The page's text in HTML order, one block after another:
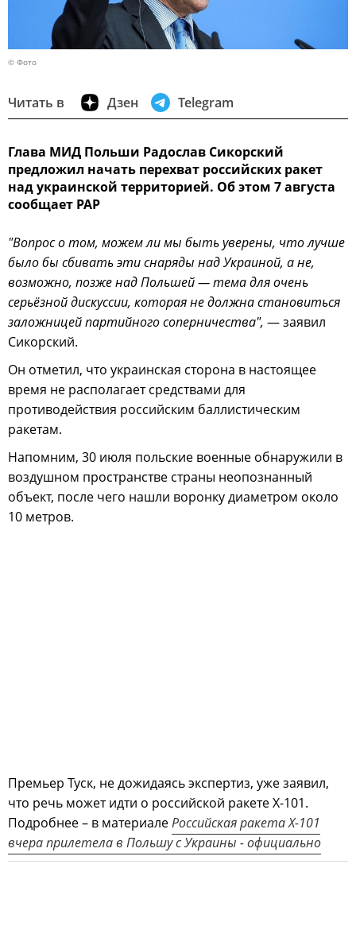
© Фото
Читать в Дзен Telegram
Глава МИД Польши Радослав Сикорский
предложил начать перехват российских ракет
над украинской территорией. Об этом 7 августа
сообщает PAP
"Вопрос о том, можем ли мы быть уверены, что лучше
было бы сбивать эти снаряды над Украиной, а не,
возможно, позже над Польшей — тема для очень
серьёзной дискуссии, которая не должна становиться
заложницей партийного соперничества", — заявил
Сикорский.
Он отметил, что украинская сторона в настоящее
время не располагает средствами для
противодействия российским баллистическим
ракетам.
Напомним, 30 июля польские военные обнаружили в
воздушном пространстве страны неопознанный
объект, после чего нашли воронку диаметром около
10 метров.
Премьер Туск, не дожидаясь экспертиз, уже заявил,
что речь может идти о российской ракете Х-101.
Подробнее – в материалеРоссийская ракета Х-101
вчера прилетела в Польшу с Украины - официально